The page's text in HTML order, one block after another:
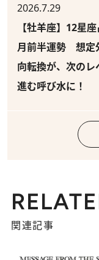
2026.7.29
【牡羊座】12星
月前半運勢 想定
向転換が、次のレ
進む呼び水に！
関連記事